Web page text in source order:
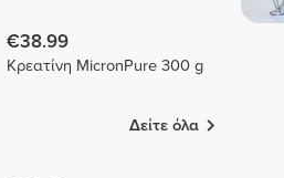
€38.99
Κρεατίνη MicronPure 300 g
Δείτε όλα